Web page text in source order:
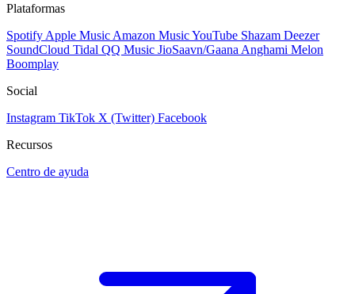
Plataformas
Spotify Apple Music Amazon MusicYouTube Shazam Deezer
SoundCloud Tidal QQ Music JioSaavn/Gaana Anghami Melon
Boomplay
Social
Instagram TikTok X (Twitter) Facebook
Recursos
Centro de ayuda